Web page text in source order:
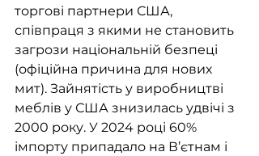
торгові партнери США,
співпраця з якими не становить
загрози національній безпеці
(офіційна причина для нових
мит). Зайнятість у виробництві
меблів у США знизилась удвічі з
2000 року. У 2024 році 60%
імпорту припадало на В’єтнам і